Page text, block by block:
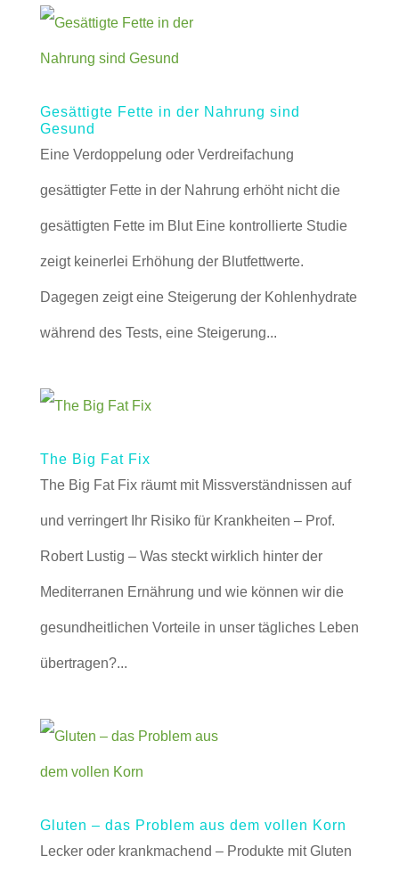
Gesättigte Fette in der Nahrung sind
Gesund
Eine Verdoppelung oder Verdreifachung
gesättigter Fette in der Nahrung erhöht nicht die
gesättigten Fette im Blut Eine kontrollierte Studie
zeigt keinerlei Erhöhung der Blutfettwerte.
Dagegen zeigt eine Steigerung der Kohlenhydrate
während des Tests, eine Steigerung...
The Big Fat Fix
The Big Fat Fix räumt mit Missverständnissen auf
und verringert Ihr Risiko für Krankheiten – Prof.
Robert Lustig – Was steckt wirklich hinter der
Mediterranen Ernährung und wie können wir die
gesundheitlichen Vorteile in unser tägliches Leben
übertragen?...
Gluten – das Problem aus dem vollen Korn
Lecker oder krankmachend – Produkte mit Gluten